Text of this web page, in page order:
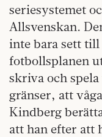
seriesystemet
Allsvenskan.
inte bara sett
fotbollsplanen
skriva och
gränser, att
Kindberg
att han efter att